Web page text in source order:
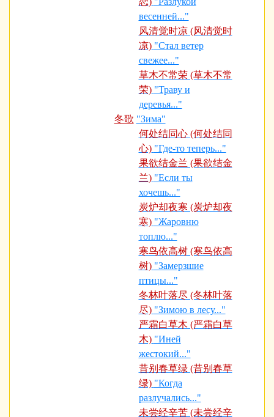
весенней..."
风清觉时凉 (风清觉时
凉) "Стал ветер
свежее..."
草木不常荣 (草木不常
荣) "Траву и
деревья..."
冬歌 "Зима"
何处结同心 (何处结同
心) "Где-то теперь..."
果欲结金兰 (果欲结金
兰) "Если ты
хочешь..."
炭炉却夜寒 (炭炉却夜
寒) "Жаровню
топлю..."
寒鸟依高树 (寒鸟依高
树) "Замерзшие
птицы..."
冬林叶落尽 (冬林叶落
尽) "Зимою в лесу..."
严霜白草木 (严霜白草
木) "Иней
жестокий..."
昔别春草绿 (昔别春草
绿) "Когда
разлучались..."
未尝经辛苦 (未尝经辛